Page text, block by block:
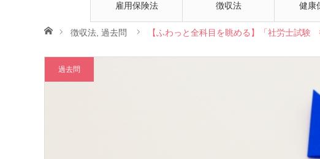
雇用保険法 徴収法 健康
ホーム徴収法 過去問 【ふわっと全科目を眺める】「社労士試
過去問